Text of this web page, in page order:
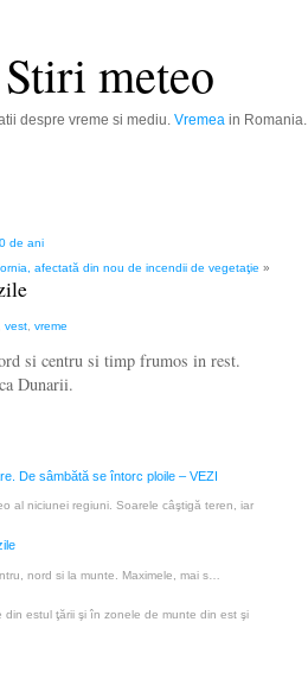
Stiri meteo
despre vreme si mediu. Vremeain Romania.
de ani
afectată din nou de incendii de vegetaţie »
vest vreme
si centru si timp frumos in rest.
Dunarii.
De sâmbătă se întorc ploile – VEZI
al niciunei regiuni. Soarele câştigă teren, iar
nord si la munte. Maximele, mai s…
estul ţării şi în zonele de munte din est şi